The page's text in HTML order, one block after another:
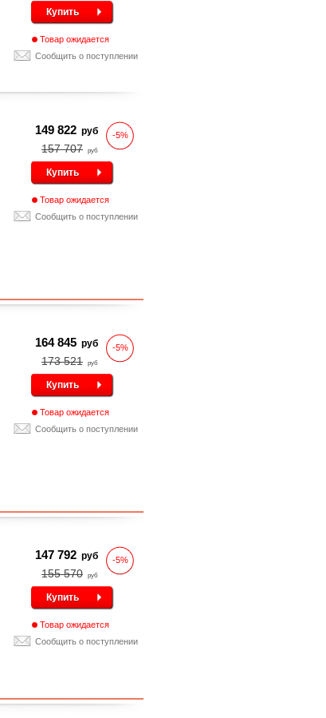
Купить
Товар ожидается
Сообщить о поступлении
149 822 руб
157 707 руб
-5%
Купить
Товар ожидается
Сообщить о поступлении
164 845 руб
173 521 руб
-5%
Купить
Товар ожидается
Сообщить о поступлении
147 792 руб
155 570 руб
-5%
Купить
Товар ожидается
Сообщить о поступлении